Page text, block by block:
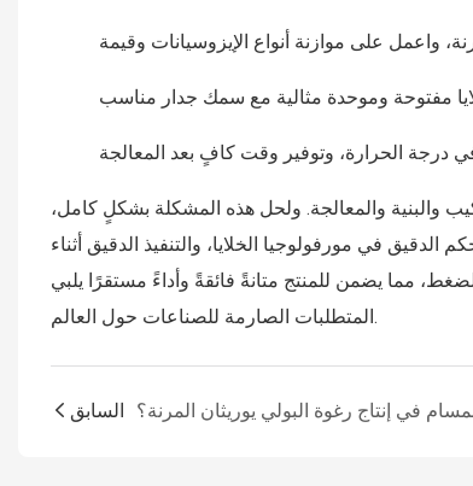
والبنية والمعالجة. ولحل هذه المشكلة بشكلٍ كامل،
في مورفولوجيا الخلايا، والتنفيذ الدقيق أثناء
مما يضمن للمنتج متانةً فائقةً وأداءً مستقرًا يلبي
المتطلبات الصارمة للصناعات حول العالم.
السابق